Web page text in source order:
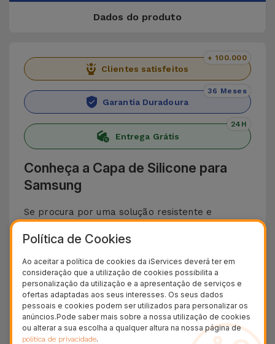
Dados do produto
Clientes satisfeitos
+ 100.000
Garantia Duradoura
36 Meses
Entrega Grátis
24H
Conheça a Capa de Silicone para
Samsung
Se procura por uma solução resistente e
Samsung , apresentamos a
Com um design minimalista e extremamente
funcional, esta capa oferecea melhor proteção
ao seu telemóvel a que se junta um toque suave
sem descurar o design icónico e funcionalidades
do seu telemóvel da Samsung.
Política de Cookies
Ao aceitar a política de cookies da iServices deverá ter em
consideração que a utilização de cookies possibilita a
personalização da utilização e a apresentação de serviços e
ofertas adaptadas aos seus interesses. Os seus dados
pessoais e cookies podem ser utilizados para personalizar os
anúncios.Pode saber mais sobre a nossa utilização de cookies
ou alterar a sua escolha a qualquer altura na nossa página de
política de privacidade.